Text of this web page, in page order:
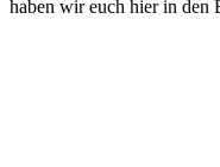
haben wir euch hier in den